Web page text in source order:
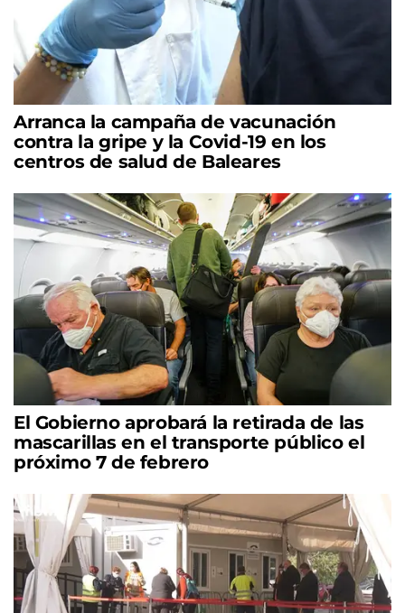
Arranca la campaña de vacunación
contra la gripe y la Covid-19 en los
centros de salud de Baleares
El Gobierno aprobará la retirada de las
mascarillas en el transporte público el
próximo 7 de febrero